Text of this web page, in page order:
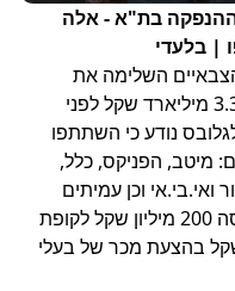
בת"א - אלה
| בלעדי
השלימה את
ההנפקה לפי שווי של 3.3 מיליארד שקל לפני
נודע כי השתתפו
מיטב, הפניקס, כלל,
ואי.בי.אי וכן עמיתים
הוותיקה • החברה גייסה 200 מיליון שקל לקופת
מיליון שקל בהצעת מכר של בעלי